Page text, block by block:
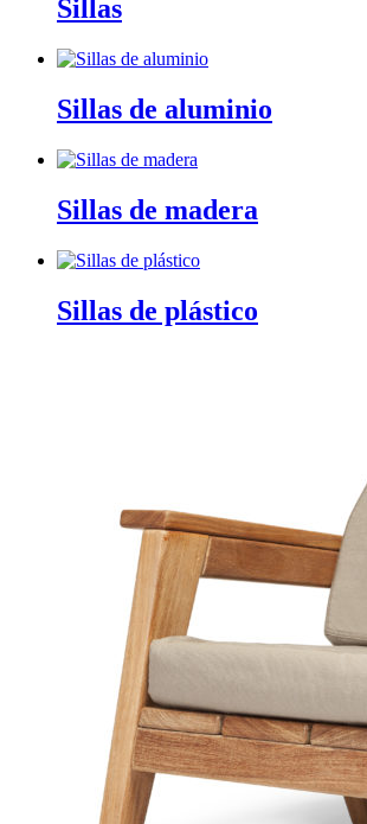
Sillas
Sillas de aluminio
Sillas de madera
Sillas de plástico